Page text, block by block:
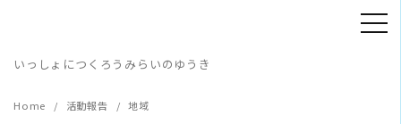
content
いっしょにつくろうみらいのゆうき
Home 活動報告 地域